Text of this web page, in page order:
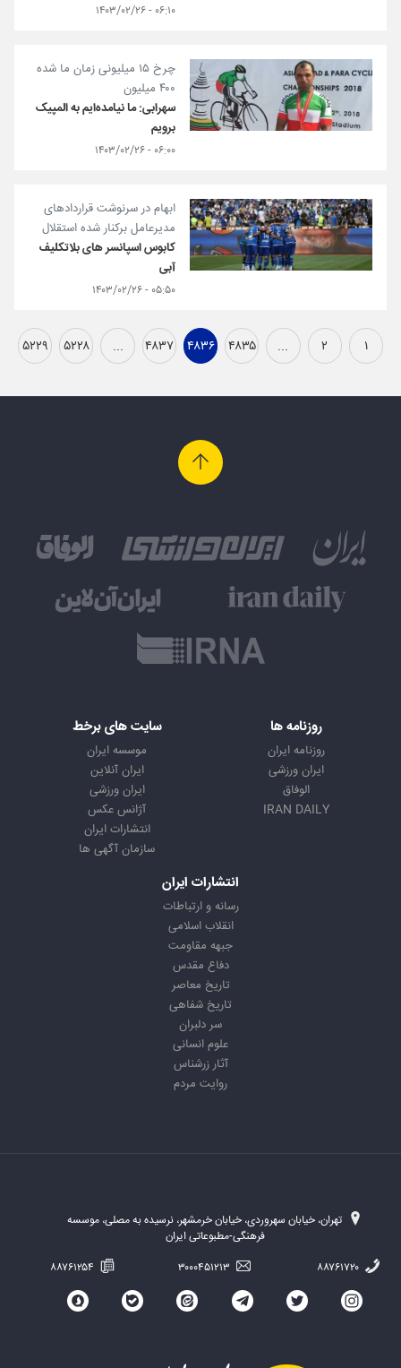
۰۶:۱۰ - ۱۴۰۳/۰۲/۲۶
چرخ ۱۵ میلیونی زمان ما شده
۴۰۰ میلیون
سهرابی: ما نیامده‌ایم به المپیک
برویم
۰۶:۰۰ - ۱۴۰۳/۰۲/۲۶
ابهام در سرنوشت قراردادهای
مدیرعامل برکنار شده استقلال
کابوس اسپانسر های بلاتکلیف
آبی
۰۵:۵۰ - ۱۴۰۳/۰۲/۲۶
۱ ۲ ... ۴۸۳۵ ۴۸۳۶ ۴۸۳۷ ... ۵۲۲۸ ۵۲۲۹
روزنامه ها
روزنامه ایران
ایران ورزشی
الوفاق
IRAN DAILY
سایت های برخط
موسسه ایران
ایران آنلاین
ایران ورزشی
آژانس عکس
انتشارات ایران
سازمان آگهی ها
انتشارات ایران
رسانه و ارتباطات
انقلاب اسلامی
جبهه مقاومت
دفاع مقدس
تاریخ معاصر
تاریخ شفاهی
سر دلبران
علوم انسانی
آثار زرشناس
روایت مردم
تهران، خیابان سهروردی، خیابان خرمشهر، نرسیده به مصلی، موسسه
فرهنگی-مطبوعاتی ایران